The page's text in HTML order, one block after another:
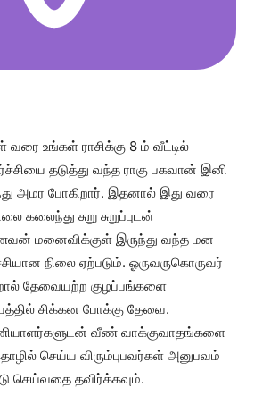
வரை உங்கள் ராசிக்கு 8 ம் வீட்டில்
தடுத்து வந்த ராகு பகவான் இனி
அமர போகிறார். இதனால் இது வரை
கலைந்து சுறு சுறுப்புடன்
மனைவிக்குள் இருந்து வந்த மன
நிலை ஏற்படும். ஓருவருகொருவர்
தேவையற்ற குழப்பங்களை
சிக்கன போக்கு தேவை.
வீண் வாக்குவாதங்களை
செய்ய விரும்புபவர்கள் அனுபவம்
செய்வதை தவிர்க்கவும்.